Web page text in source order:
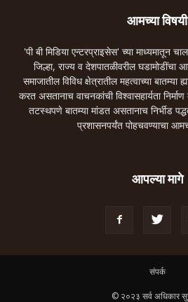
आमच्या विषयी
'पी बी मिडिया एन्टरप्राइसेस' च्या माध्यमातून
जिल्हा, राज्य व देशपातळीवरील घडामोडींचा
समाजातील विविध क्षेत्रातील महत्वाच्या बातम्या
करत असतानाच वाचनकांची विश्वासहार्यता
तटस्थपणे बातम्या मांडत असतानाच निर्भीड
प्रशासनपर्यंत पोहचवण्याचा
आपल्या मागे
संपर्क
© २०२३ सर्व अधिकार